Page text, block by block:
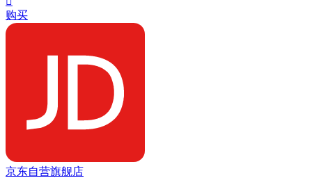
购买
京东自营旗舰店